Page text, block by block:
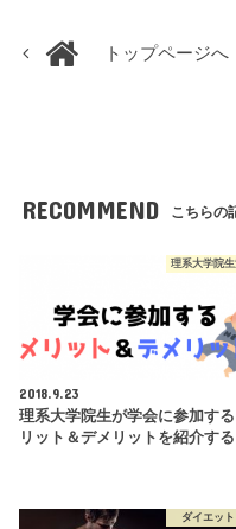
トップページへ
RECOMMEND こちらの
理系大学院
2018.9.23
理系大学院生が学会に参加する
リット＆デメリットを紹介する
ダイエット